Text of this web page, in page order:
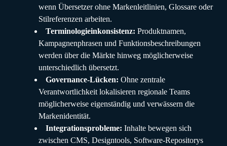
wenn Übersetzer ohne Markenleitlinien, Glossare oder
Stilreferenzen arbeiten.
Terminologieinkonsistenz: Produktnamen,
Kampagnenphrasen und Funktionsbeschreibungen
werden über die Märkte hinweg möglicherweise
unterschiedlich übersetzt.
Governance-Lücken: Ohne zentrale
Verantwortlichkeit lokalisieren regionale Teams
möglicherweise eigenständig und verwässern die
Markenidentität.
Integrationsprobleme: Inhalte bewegen sich
zwischen CMS, Designtools, Software-Repositorys